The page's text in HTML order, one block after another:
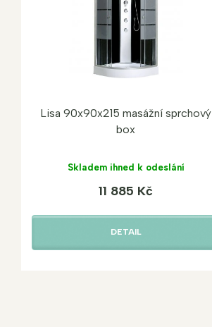
Lisa 90x90x215 masážní sprchový
box
Skladem ihned k odeslání
11 885 Kč
DETAIL